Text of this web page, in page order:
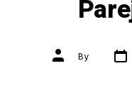
Post
author
By Post
date